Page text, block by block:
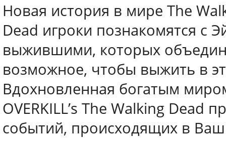
Новая история в мире The
Dead игроки познакомятся с
выжившими, которых
возможное, чтобы выжить в
Вдохновленная богатым
OVERKILL’s The Walking Dead
событий, происходящих в